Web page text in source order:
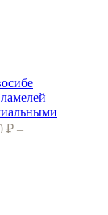
₽ –